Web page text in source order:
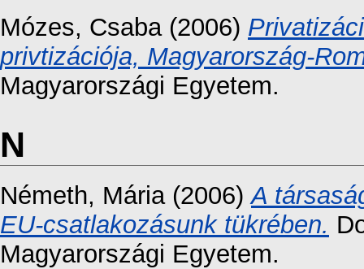
Mózes, Csaba(2006)
privtizációja, Magyarország-
Magyarországi Egyetem.
N
Németh, Mária(2006)A
EU-csatlakozásunk tükrében.
Magyarországi Egyetem.